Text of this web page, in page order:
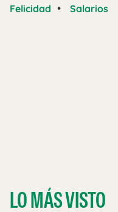
Felicidad • Salarios
LO MÁS VISTO